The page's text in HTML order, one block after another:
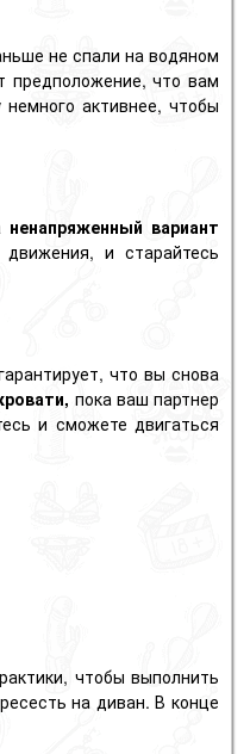
не спали на водяном
предположение, что вам
активнее, чтобы
ненапряженный вариант
и старайтесь
что вы снова
пока ваш партнер
и сможете двигаться
чтобы выполнить
на диван. В конце